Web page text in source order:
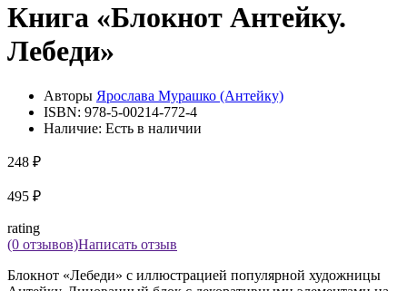
Книга «Блокнот Антейку.
Лебеди»
Авторы Ярослава Мурашко (Антейку)
ISBN: 978-5-00214-772-4
Наличие: Есть в наличии
248 ₽
495 ₽
rating
(0 отзывов)Написать отзыв
Блокнот «Лебеди» с иллюстрацией популярной художницы